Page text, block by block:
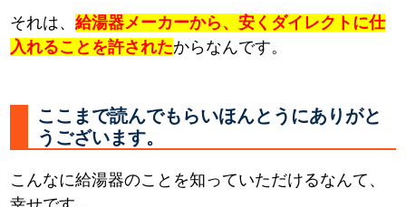
それは、給湯器メーカーから、安くダイレクトに仕
入れることを許されたからなんです。
ここまで読んでもらいほんとうにありがと
うございます。
こんなに給湯器のことを知っていただけるなんて、